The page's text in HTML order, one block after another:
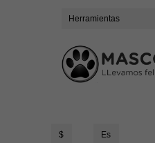
Herramientas
$ Es